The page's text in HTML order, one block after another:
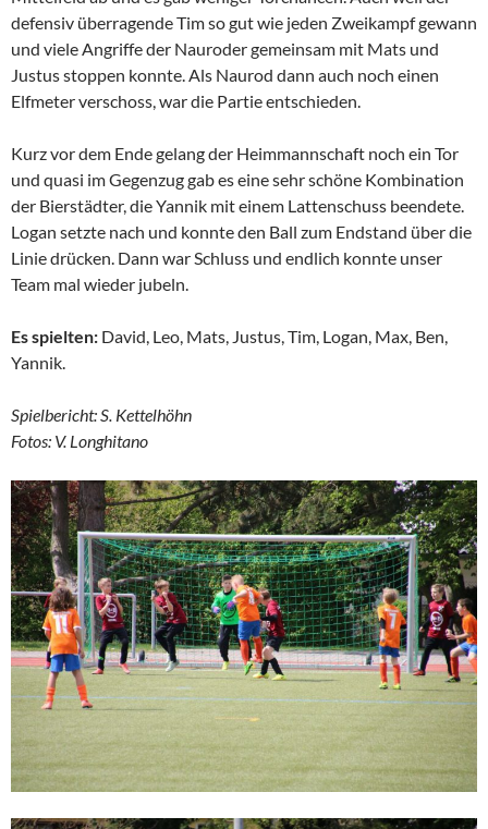
defensiv überragende Tim so gut wie jeden Zweikampf gewann
und viele Angriffe der Nauroder gemeinsam mit Mats und
Justus stoppen konnte. Als Naurod dann auch noch einen
Elfmeter verschoss, war die Partie entschieden.
Kurz vor dem Ende gelang der Heimmannschaft noch ein Tor
und quasi im Gegenzug gab es eine sehr schöne Kombination
der Bierstädter, die Yannik mit einem Lattenschuss beendete.
Logan setzte nach und konnte den Ball zum Endstand über die
Linie drücken. Dann war Schluss und endlich konnte unser
Team mal wieder jubeln.
Es spielten: David, Leo, Mats, Justus, Tim, Logan, Max, Ben,
Yannik.
Spielbericht: S. Kettelhöhn
Fotos: V. Longhitano